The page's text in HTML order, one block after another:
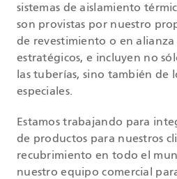
sistemas de aislamiento
son provistas por nuestro
de revestimiento o en
estratégicos, e incluyen no
las tuberías, sino también de
especiales.
Estamos trabajando para
de productos para nuestros
recubrimiento en todo el
nuestro equipo comercial